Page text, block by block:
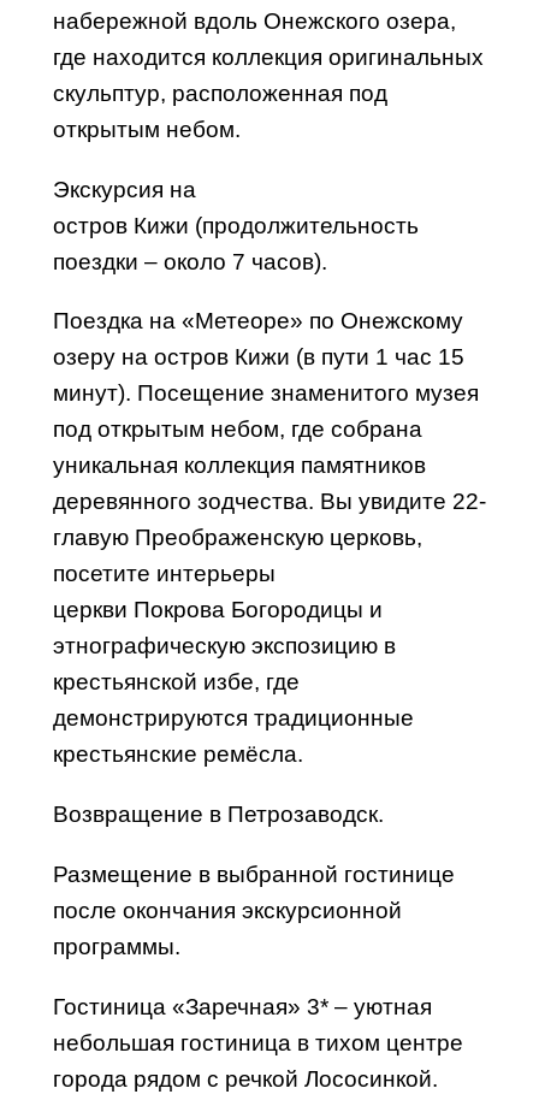
набережной вдоль Онежского озера,
где находится коллекция оригинальных
скульптур, расположенная под
открытым небом.
Экскурсия на
остров Кижи (продолжительность
поездки – около 7 часов).
Поездка на «Метеоре» по Онежскому
озеру на остров Кижи (в пути 1 час 15
минут). Посещение знаменитого музея
под открытым небом, где собрана
уникальная коллекция памятников
деревянного зодчества. Вы увидите 22-
главую Преображенскую церковь,
посетите интерьеры
церкви Покрова Богородицы и
этнографическую экспозицию в
крестьянской избе, где
демонстрируются традиционные
крестьянские ремёсла.
Возвращение в Петрозаводск.
Размещение в выбранной гостинице
после окончания экскурсионной
программы.
Гостиница «Заречная» 3* – уютная
небольшая гостиница в тихом центре
города рядом с речкой Лососинкой.